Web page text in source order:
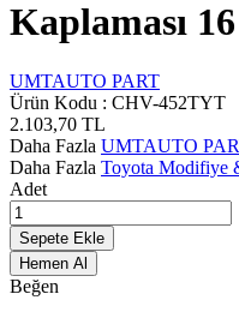
Kaplaması
UMTAUTO PART
Ürün Kodu : CHV-452TYT
2.103,70 TL
Daha Fazla UMTAUTO
Daha Fazla Toyota Modifiye
Adet
Sepete Ekle
Hemen Al
Beğen